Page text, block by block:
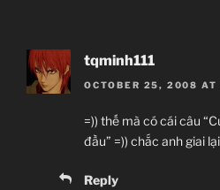
tqminh111
OCTOBER 25, 2008
=)) thế mà có cái câu
đầu” =)) chắc anh giai
Reply